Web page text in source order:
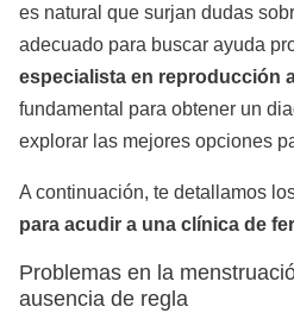
es natural que surjan dudas
adecuado para buscar ayuda
especialista en reproducción
fundamental para obtener un
explorar las mejores opciones
A continuación, te detallamos
para acudir a una clínica de
Problemas en la
ausencia de regla